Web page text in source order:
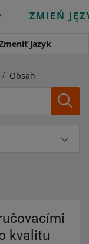
ZMIEŃ
jazyk
Obsah
kvalitu